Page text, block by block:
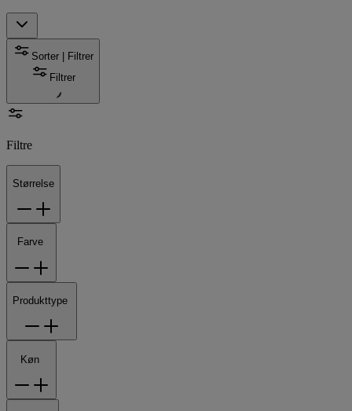
Sorter | Filtrer
Filtrer
Filtre
Størrelse
Farve
Produkttype
Køn